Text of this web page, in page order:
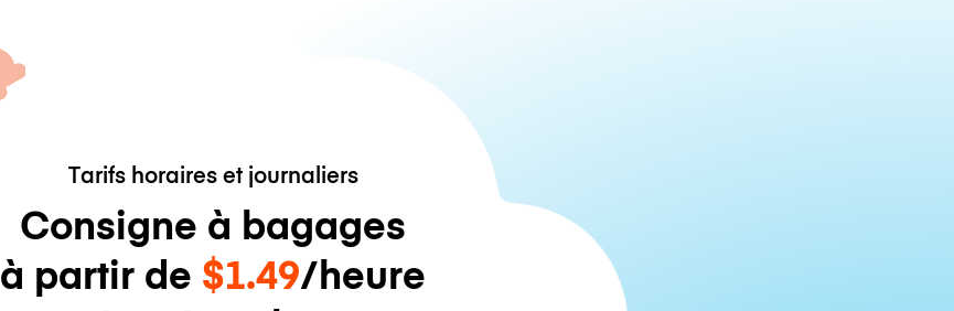
Tarifs horaires et journaliers
Consigne à bagages
à partir de $1.49/heure